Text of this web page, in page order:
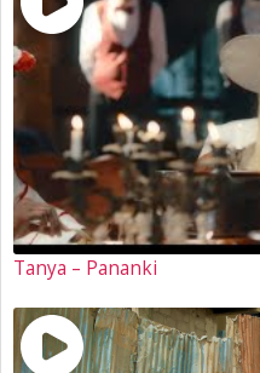
Tanya – Pananki